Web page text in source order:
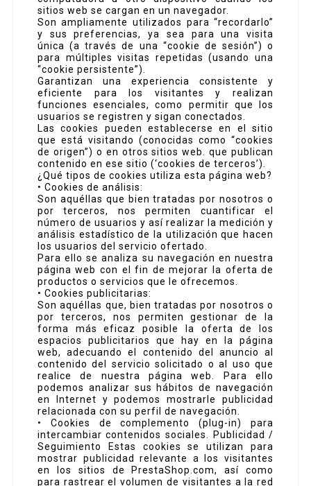
sitios web se cargan en un navegador.
Son ampliamente utilizados para “recordarlo”
y sus preferencias, ya sea para una visita
única (a través de una “cookie de sesión”) o
para múltiples visitas repetidas (usando una
“cookie persistente”).
Garantizan una experiencia consistente y
eficiente para los visitantes y realizan
funciones esenciales, como permitir que los
usuarios se registren y sigan conectados.
Las cookies pueden establecerse en el sitio
que está visitando (conocidas como “cookies
de origen”) o en otros sitios web. que publican
contenido en ese sitio (‘cookies de terceros’).
¿Qué tipos de cookies utiliza esta página web?
• Cookies de análisis:
Son aquéllas que bien tratadas por nosotros o
por terceros, nos permiten cuantificar el
número de usuarios y así realizar la medición y
análisis estadístico de la utilización que hacen
los usuarios del servicio ofertado.
Para ello se analiza su navegación en nuestra
página web con el fin de mejorar la oferta de
productos o servicios que le ofrecemos.
• Cookies publicitarias:
Son aquéllas que, bien tratadas por nosotros o
por terceros, nos permiten gestionar de la
forma más eficaz posible la oferta de los
espacios publicitarios que hay en la página
web, adecuando el contenido del anuncio al
contenido del servicio solicitado o al uso que
realice de nuestra página web. Para ello
podemos analizar sus hábitos de navegación
en Internet y podemos mostrarle publicidad
relacionada con su perfil de navegación.
• Cookies de complemento (plug-in) para
intercambiar contenidos sociales. Publicidad /
Seguimiento Estas cookies se utilizan para
mostrar publicidad relevante a los visitantes
en los sitios de PrestaShop.com, así como
para rastrear el volumen de visitantes a la red